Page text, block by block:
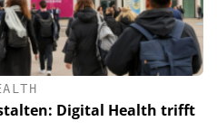
Digital Health trifft